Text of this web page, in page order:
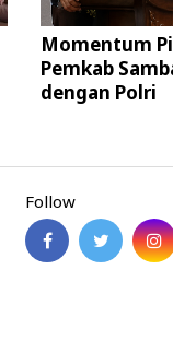
Momentum
Pemkab
dengan Polri
Follow